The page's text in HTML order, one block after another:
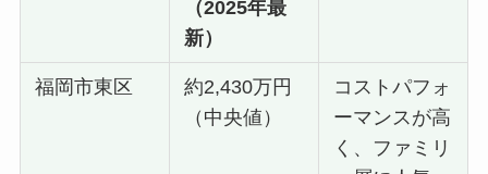
（2025年最
新）
福岡市東区
約2,430万円
（中央値）
コストパフォ
ーマンスが高
く、ファミリ